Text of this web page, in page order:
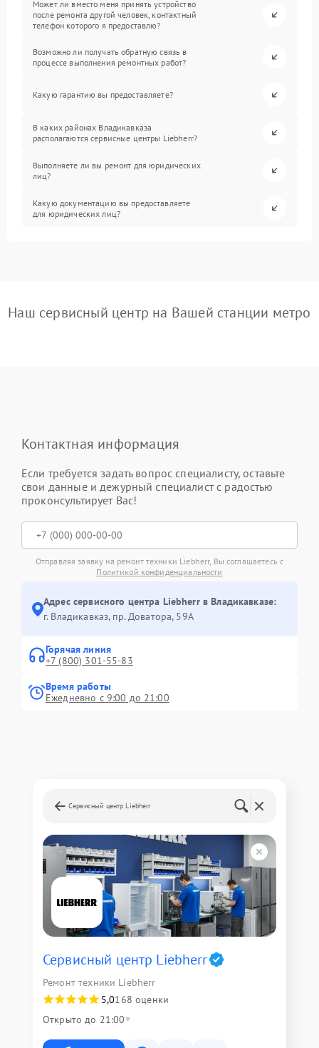
Может ли вместо меня принять устройство
после ремонта другой человек, контактный
телефон которого я предоставлю?
Возможно ли получать обратную связь в
процессе выполнения ремонтных работ?
Какую гарантию вы предоставляете?
В каких районах Владикавказа
располагаются сервисные центры Liebherr?
Выполняете ли вы ремонт для юридических
лиц?
Какую документацию вы предоставляете
для юридических лиц?
Наш сервисный центр на Вашей станции метро
Контактная информация
Если требуется задать вопрос специалисту, оставьте
свои данные и дежурный специалист с радостью
проконсультирует Вас!
Отправляя заявку на ремонт техники Liebherr, Вы соглашаетесь с
Политикой конфиденциальности
Адрес сервисного центра Liebherr в Владикавказе:
г. Владикавказ, пр. Доватора, 59А
Горячая линия
+7 (800) 301-55-83
Время работы
Ежедневно с 9:00 до 21:00
Сервисный центр Liebherr
Сервисный центр Liebherr
Ремонт техники Liebherr
5,0168 оценки
Открыто до 21:00